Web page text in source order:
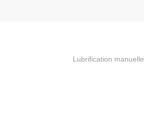
Lubrification manuelle